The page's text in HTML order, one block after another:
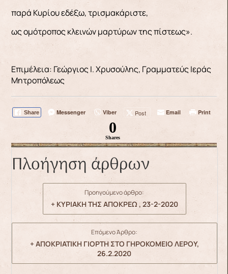
παρά Κυρίου εδέξω, τρισμακάριστε,
ως ομότροπος κλεινών μαρτύρων της πίστεως».
Επιμέλεια: Γεώργιος Ι. Χρυσούλης, Γραμματεύς Ιεράς
Μητροπόλεως
Share Messenger Viber Post Email Print
0
Shares
Πλοήγηση άρθρων
Προηγούμενο άρθρο:
+ ΚΥΡΙΑΚΗ ΤΗΣ ΑΠΟΚΡΕΩ , 23-2-2020
Επόμενο Άρθρο:
+ ΑΠΟΚΡΙΑΤΙΚΗ ΓΙΟΡΤΗ ΣΤΟ ΓΗΡΟΚΟΜΕΙΟ ΛΕΡΟΥ,
26.2.2020